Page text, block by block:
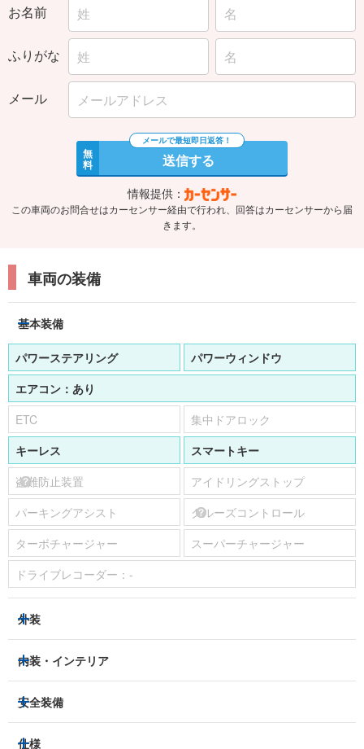
お名前
ふりがな
メール
無
料 送信する
情報提供：
この車両のお問合せはカーセンサー経由で行われ、回答はカーセンサーから届
きます。
車両の装備
基本装備
パワーステアリング
パワーウィンドウ
エアコン： あり
ETC
集中ドアロック
キーレス
スマートキー
盗難防止装置
アイドリングストップ
パーキングアシスト
クルーズコントロール
ターボチャージャー
スーパーチャージャー
ドライブレコーダー： -
外装
ヘッドライト
アルミホイール：-
内装・インテリア
3列シート
ベンチシート
パワーシート
安全装備
トラクションコントロール
仕様